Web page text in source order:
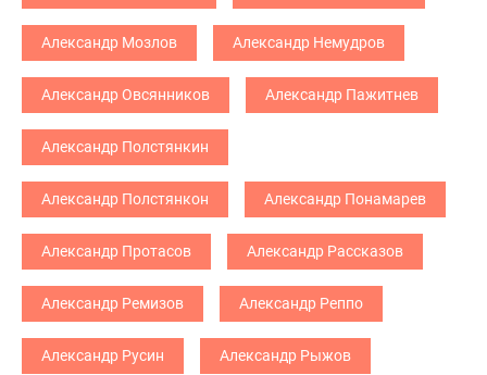
Александр Мозлов Александр Немудров
Александр Овсянников Александр Пажитнев
Александр Полстянкин
Александр Полстянкон Александр Понамарев
Александр Протасов Александр Рассказов
Александр Ремизов Александр Реппо
Александр Русин Александр Рыжов